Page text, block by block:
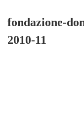
fondazione-
2010-11